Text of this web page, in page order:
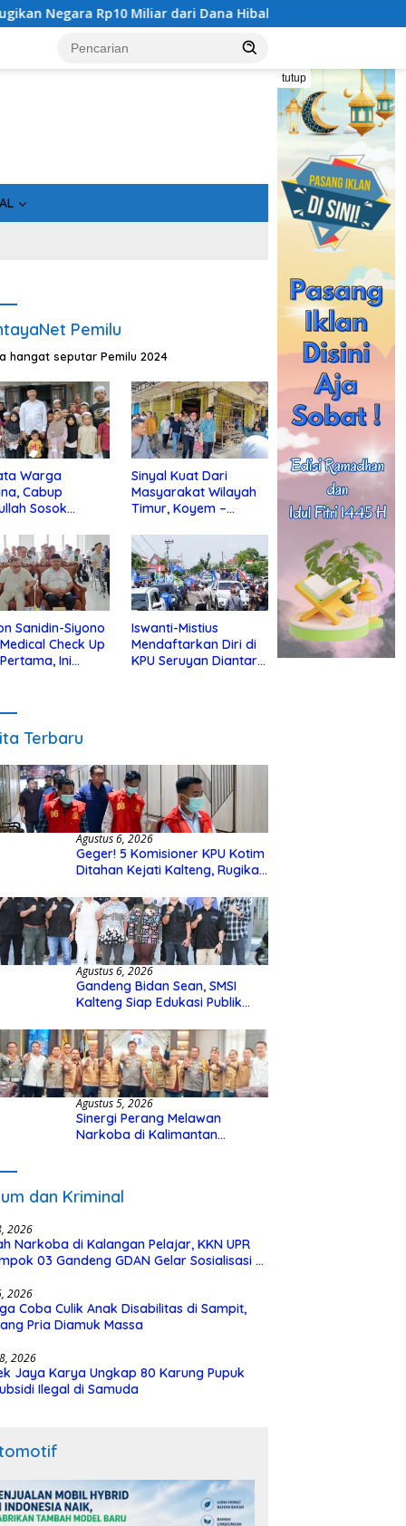
Miliar dari Dana Hibah Rp40 Miliar
tutup
Pemilu
hangat seputar Pemilu 2024
Warga
Cabup
Sosok
Sinyal Kuat Dari
Masyarakat Wilayah
Timur, Koyem –
di Kotim
Sanidin-Siyono
Check Up
Ini
Iswanti-Mistius
Mendaftarkan Diri di
KPU Seruyan Diantar
Terbaru
Agustus 6, 2026
Geger! 5 Komisioner KPU Kotim
Ditahan Kejati Kalteng, Rugikan
Hibah Rp40 Miliar
Agustus 6, 2026
Gandeng Bidan Sean, SMSI
Kalteng Siap Edukasi Publik
Agustus 5, 2026
Sinergi Perang Melawan
Narkoba di Kalimantan
dan Kriminal
2026
Narkoba di Kalangan Pelajar, KKN UPR
03 Gandeng GDAN Gelar Sosialisasi di
2026
Coba Culik Anak Disabilitas di Sampit,
Pria Diamuk Massa
2026
Jaya Karya Ungkap 80 Karung Pupuk
Ilegal di Samuda